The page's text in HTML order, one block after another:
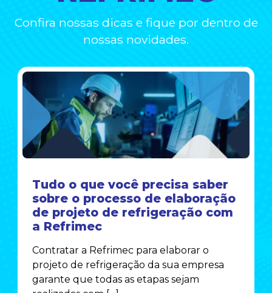
Confira nossas dicas e fique por dentro de
nossas novidades.
Tudo o que você precisa saber
sobre o processo de elaboração
de projeto de refrigeração com
a Refrimec
Contratar a Refrimec para elaborar o
projeto de refrigeração da sua empresa
garante que todas as etapas sejam